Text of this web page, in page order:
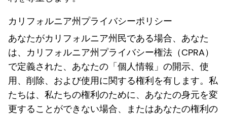
カリフォルニア州プライバシーポリシー
あなたがカリフォルニア州民である場合、あなた
は、カリフォルニア州プライバシー権法（CPRA）
で定義された、あなたの「個人情報」の開示、使
用、削除、および使用に関する権利を有します。私
たちは、私たちの権利のために、あなたの身元を変
更することができない場合、またはあなたの権利の